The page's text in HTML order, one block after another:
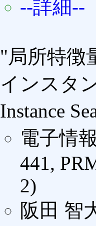
--詳細--
"局所特徴
インスタ
Instance
電子情
441,
2)
阪田 智